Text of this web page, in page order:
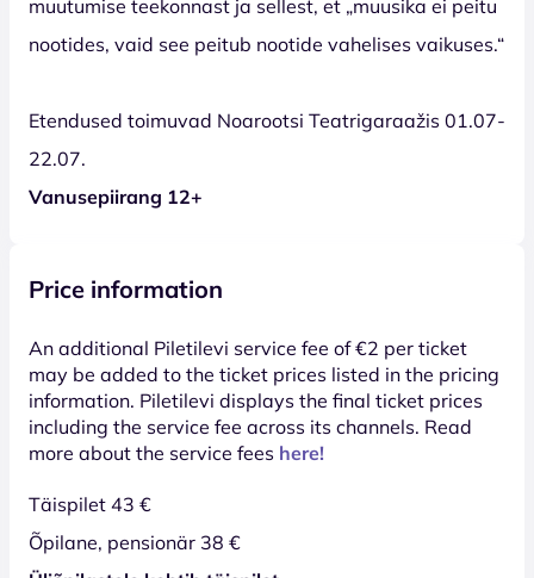
muutumise teekonnast ja sellest, et „muusika ei peitu
nootides, vaid see peitub nootide vahelises vaikuses.“
Etendused toimuvad Noarootsi Teatrigaraažis 01.07-
22.07.
Vanusepiirang 12+
Price information
An additional Piletilevi service fee of €2 per ticket
may be added to the ticket prices listed in the pricing
information. Piletilevi displays the final ticket prices
including the service fee across its channels. Read
more about the service fees here!
Täispilet 43 €
Õpilane, pensionär 38 €